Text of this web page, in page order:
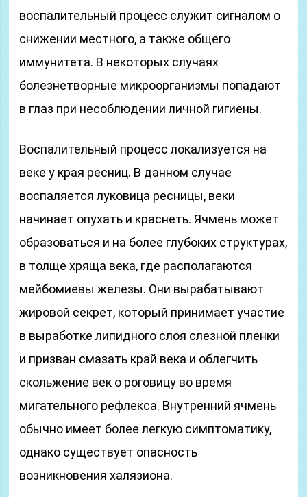
воспалительный процесс служит сигналом о
снижении местного, а также общего
иммунитета. В некоторых случаях
болезнетворные микроорганизмы попадают
в глаз при несоблюдении личной гигиены.
Воспалительный процесс локализуется на
веке у края ресниц. В данном случае
воспаляется луковица ресницы, веки
начинает опухать и краснеть. Ячмень может
образоваться и на более глубоких структурах,
в толще хряща века, где располагаются
мейбомиевы железы. Они вырабатывают
жировой секрет, который принимает участие
в выработке липидного слоя слезной пленки
и призван смазать край века и облегчить
скольжение век о роговицу во время
мигательного рефлекса. Внутренний ячмень
обычно имеет более легкую симптоматику,
однако существует опасность
возникновения халязиона.